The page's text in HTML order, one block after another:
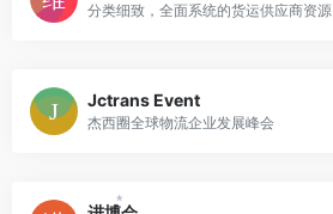
分类细致，全面系统的货运供应商资源
Jctrans Event
杰西圈全球物流企业发展峰会